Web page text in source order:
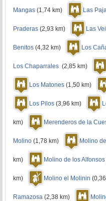
Mangas (1,74 km) Las
Praderas (2,93 km) Las
Benitos (4,32 km) Los
Los Chaparrales (2,85 km)
Los Matones (1,50 km)
Los Pilos (3,96 km)
km) Merenderos de la
Molino (1,78 km) Molino
km) Molino de los Alfonsos
km) Molino el Molinin
Ramazosa (2,38 km)